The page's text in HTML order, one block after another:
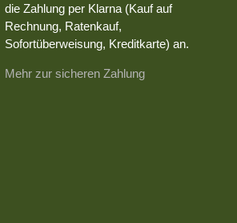
die Zahlung per Klarna (Kauf auf
Rechnung, Ratenkauf,
Sofortüberweisung, Kreditkarte) an.
Mehr zur sicheren Zahlung